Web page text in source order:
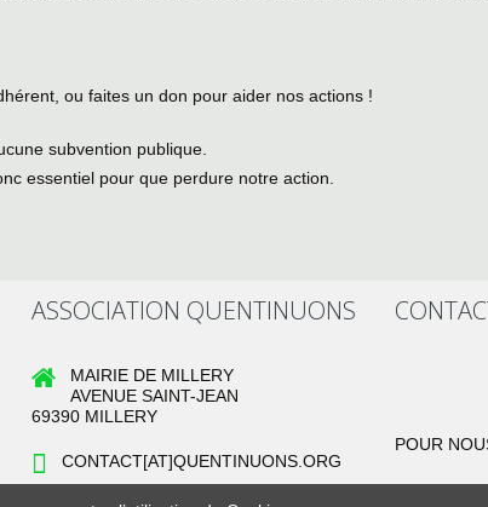
ou faites un don pour aider nos actions !
subvention publique.
essentiel pour que perdure notre action.
ASSOCIATION QUENTINUONS
MAIRIE DE MILLERY
AVENUE SAINT-JEAN
69390 MILLERY
CONTACT[AT]QUENTINUONS.ORG
POUR